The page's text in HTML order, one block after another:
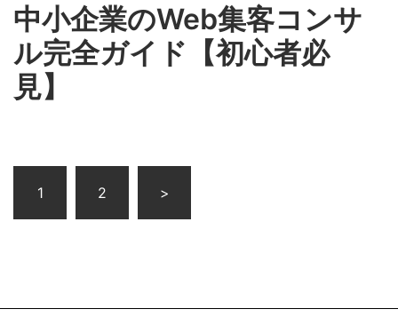
中小企業のWeb集客コンサ
ル完全ガイド【初心者必
見】
の
ジ
1 2 >